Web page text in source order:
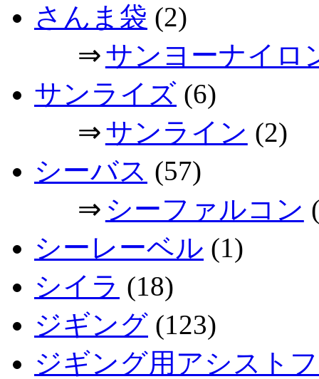
さんま袋 (2)
⇒サンヨーナイロ
サンライズ (6)
⇒サンライン (2)
シーバス (57)
⇒ シーファルコン
シーレーベル (1)
シイラ (18)
ジギング (123)
ジギング用アシスト